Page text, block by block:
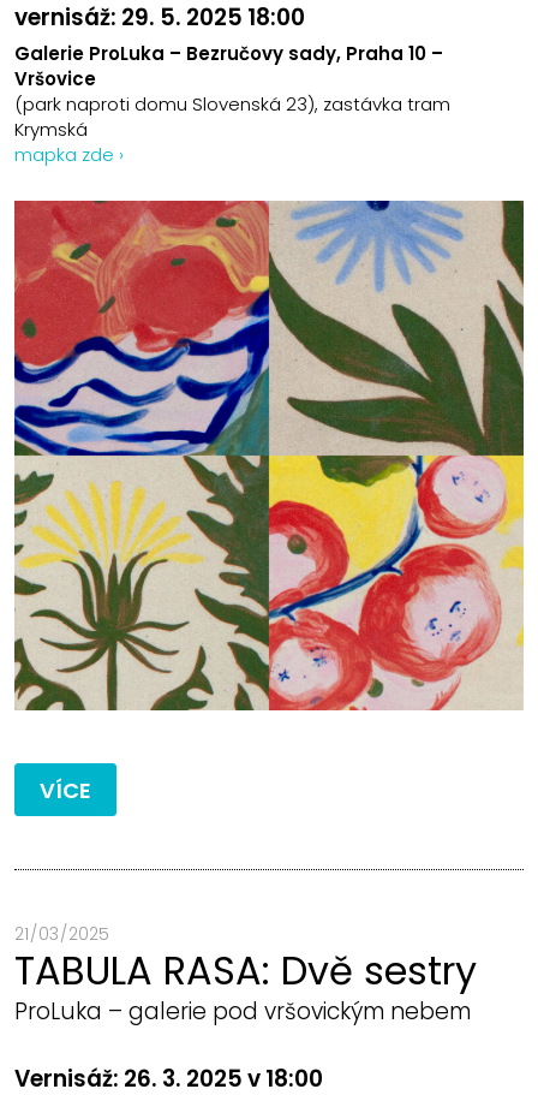
vernisáž: 29. 5. 2025 18:00
Galerie ProLuka – Bezručovy sady, Praha 10 –
Vršovice
(park naproti domu Slovenská 23), zastávka tram
Krymská
mapka zde ›
VÍCE
21 / 03 / 2025
TABULA RASA: Dvě sestry
ProLuka – galerie pod vršovickým nebem
Vernisáž: 26. 3. 2025 v 18:00